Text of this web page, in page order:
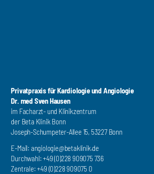
Privatpraxis für Kardiologie und Angiologie
Dr. med Sven Hausen
im Facharzt- und Klinikzentrum
der Beta Klinik Bonn
Joseph-Schumpeter-Allee 15, 53227 Bonn
E-Mail: angiologie@betaklinik.de
Durchwahl: +49 (0)228 909075 736
Zentrale: +49 (0)228 909075 0